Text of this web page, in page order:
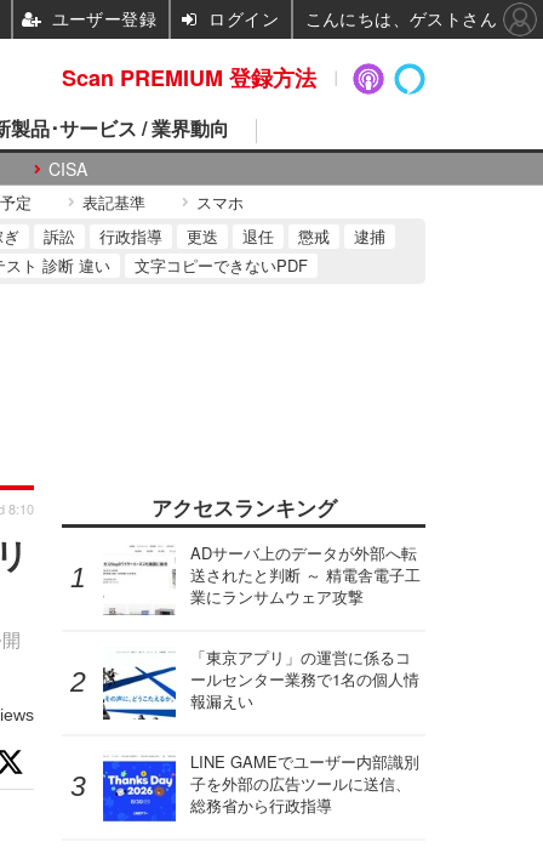
CISA
製品･サービス / 業界動向
定 表記基準
スマホ
訴訟 行政指導 更迭 退任 懲戒
逮捕
スト 診断 違い
文字コピーできないPDF
8:10 アクセスランキング
ADサーバ上のデータが外部へ転
送されたと判断 ～ 精電舎電子工
業にランサムウェア攻撃
「東京アプリ」の運営に係るコ
ールセンター業務で1名の個人情
報漏えい
LINE GAMEでユーザー内部識別
子を外部の広告ツールに送信、
総務省から行政指導
Scan PREMIUM 登録方法
ユーザー登録 ログイン こんにちは、ゲストさん